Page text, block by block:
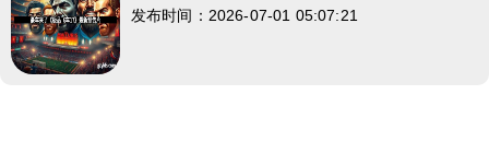
发布时间：2026-07-01 05:07:21